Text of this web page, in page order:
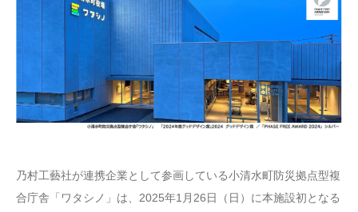
乃村工藝社が連携企業として参画している小清水町防災拠点型複
合庁舎「ワタシノ」は、2025年1月26日（日）に本施設初となる